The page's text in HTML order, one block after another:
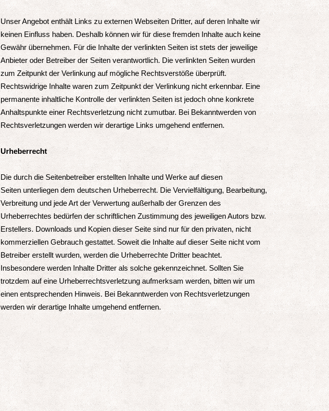
Unser Angebot enthält Links zu externen Webseiten Dritter, auf deren Inhalte wir
keinen Einfluss haben. Deshalb können wir für diese fremden Inhalte auch keine
Gewähr übernehmen. Für die Inhalte der verlinkten Seiten ist stets der jeweilige
Anbieter oder Betreiber der Seiten verantwortlich. Die verlinkten Seiten wurden
zum Zeitpunkt der Verlinkung auf mögliche Rechtsverstöße überprüft.
Rechtswidrige Inhalte waren zum Zeitpunkt der Verlinkung nicht erkennbar. Eine
permanente inhaltliche Kontrolle der verlinkten Seiten ist jedoch ohne konkrete
Anhaltspunkte einer Rechtsverletzung nicht zumutbar. Bei Bekanntwerden von
Rechtsverletzungen werden wir derartige Links umgehend entfernen.
Urheberrecht
Die durch die Seitenbetreiber erstellten Inhalte und Werke auf diesen
Seiten unterliegen dem deutschen Urheberrecht. Die Vervielfältigung, Bearbeitung,
Verbreitung und jede Art der Verwertung außerhalb der Grenzen des
Urheberrechtes bedürfen der schriftlichen Zustimmung des jeweiligen Autors bzw.
Erstellers. Downloads und Kopien dieser Seite sind nur für den privaten, nicht
kommerziellen Gebrauch gestattet. Soweit die Inhalte auf dieser Seite nicht vom
Betreiber erstellt wurden, werden die Urheberrechte Dritter beachtet.
Insbesondere werden Inhalte Dritter als solche gekennzeichnet. Sollten Sie
trotzdem auf eine Urheberrechtsverletzung aufmerksam werden, bitten wir um
einen entsprechenden Hinweis. Bei Bekanntwerden von Rechtsverletzungen
werden wir derartige Inhalte umgehend entfernen.